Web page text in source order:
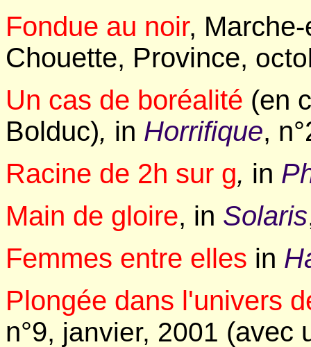
Fondue au noir,
Chouette, Province,
Un cas de boréalité (en
Bolduc), in Horrifique,
Racine de 2h sur g, in
Main de gloire, in Solaris
Femmes entre elles in
Plongée dans l'univers
n°9, janvier, 2001 (avec